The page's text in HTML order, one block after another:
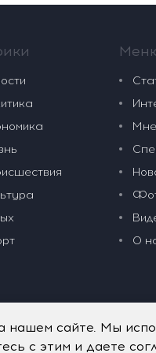
О
сайте. Мы
с этим и даете